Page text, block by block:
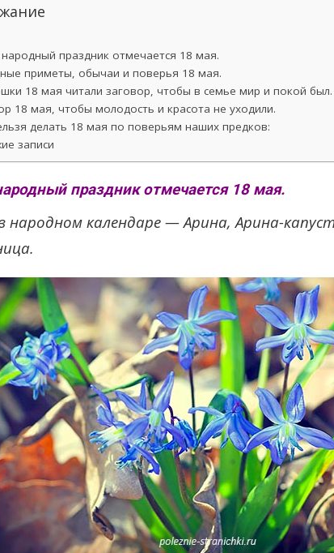
праздник отмечается 18 мая.
приметы, обычаи и поверья 18 мая.
18 мая читали заговор, чтобы в семье мир и покой был.
18 мая, чтобы молодость и красота не уходили.
делать 18 мая по поверьям наших предков:
записи
праздник отмечается 18 мая.
народном календаре — Арина, Арина-